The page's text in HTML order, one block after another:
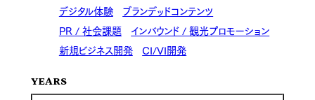
デジタル体験
ブランデッドコンテンツ
PR / 社会課題 インバウンド / 観光プロモーション
新規ビジネス開発 CI/VI開発
YEARS